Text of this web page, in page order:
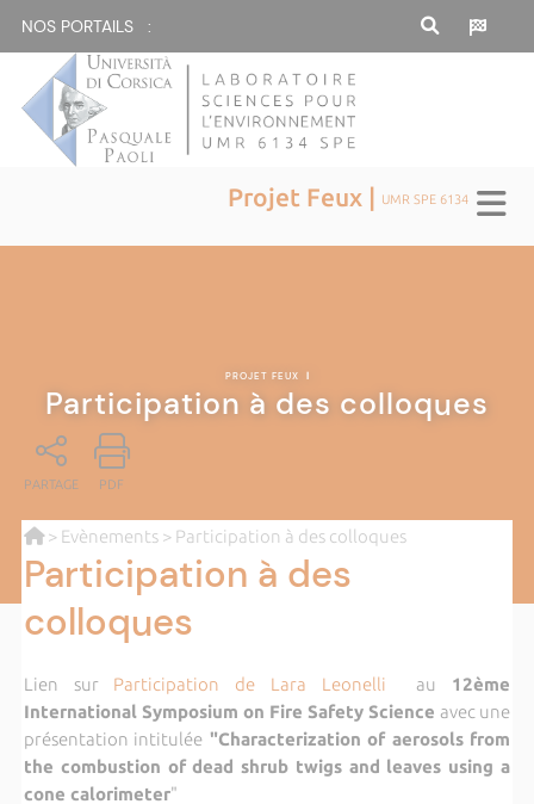
NOS PORTAILS :
Projet Feux | UMR SPE 6134
PROJET FEUX |
Participation à des colloques
PARTAGE PDF
> Evènements> Participation à des colloques
Participation à des
colloques
Lien sur Participation de Lara Leonelli au 12ème
International Symposium on Fire Safety Science avec une
présentation intitulée "Characterization of aerosols from
the combustion of dead shrub twigs and leaves using a
cone calorimeter"